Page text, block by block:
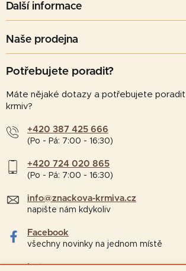
Další informace
Naše prodejna
Potřebujete poradit?
Máte nějaké dotazy a potřebujete
krmiv?
+420 387 425 666
(Po - Pá: 7:00 - 16:30)
+420 724 020 865
(Po - Pá: 7:00 - 16:30)
info@znackova-krmiva.cz
napište nám kdykoliv
Facebook
všechny novinky na jednom místě
Instagram